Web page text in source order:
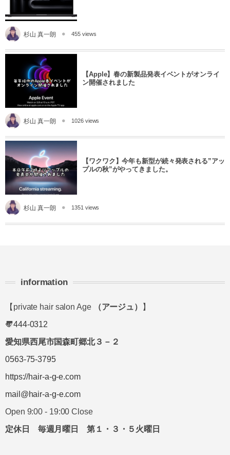
杉山 真一朗 455 views
【Apple】春の新製品発表イベントがオンライ
ン開催されました
杉山 真一朗 1026 views
【ワクワク】今年も新型が続々発表される”アッ
プルの秋”がやってきました。
杉山 真一朗 1351 views
information
【private hair salon Age （アージュ）
】
〠444-0312
愛知県西尾市国森町郷北３－２
0563-75-3795
https://hair-a-g-e.com
mail@hair-a-g-e.com
Open 9:00 - 19:00 Close
定休日 毎週月曜日 第１・３・５火曜日